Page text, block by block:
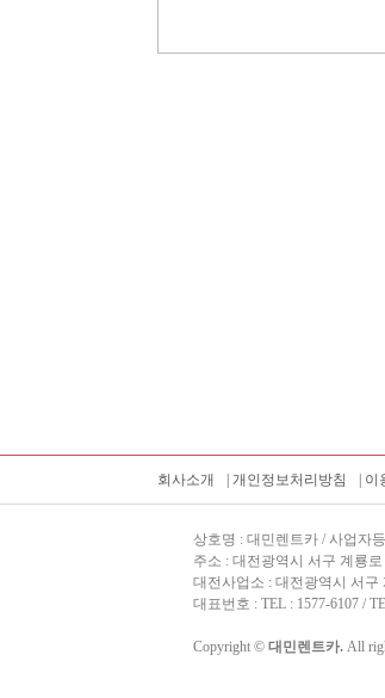
회사소개 개인정보처리방침 이
상호명 : 대민렌트카 / 사업자
주소 : 대전광역시 서구 계룡
대전사업소 : 대전광역시 서구
대표번호 : TEL : 1577-6107 /
Copyright © 대민렌트카. All